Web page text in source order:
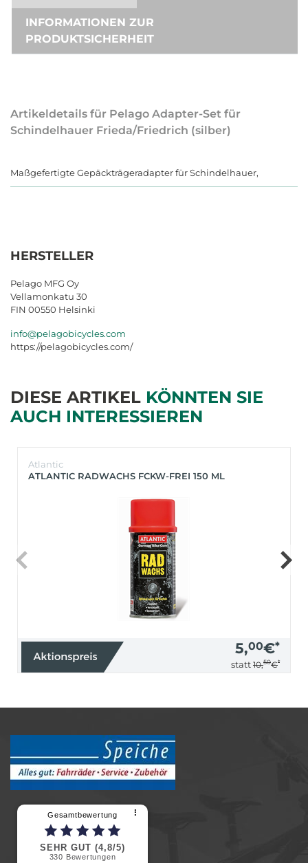
INFORMATIONEN ZUR
PRODUKTSICHERHEIT
Artikeldetails für Pelago Adapter-Set für
Schindelhauer Frieda/Friedrich (silber)
Maßgefertigte Gepäckträgeradapter für Schindelhauer,
HERSTELLER
Pelago MFG Oy
Vellamonkatu 30
FIN 00550 Helsinki
info@pelagobicycles.com
https://pelagobicycles.com/
DIESE ARTIKEL KÖNNTEN SIE
AUCH INTERESSIEREN
Atlantic
ATLANTIC RADWACHS FCKW-FREI 150 ML
5,00€*
statt 10,50€*
Gesamtbewertung ⠇
SEHR GUT (4,8/5)
330 Bewertungen